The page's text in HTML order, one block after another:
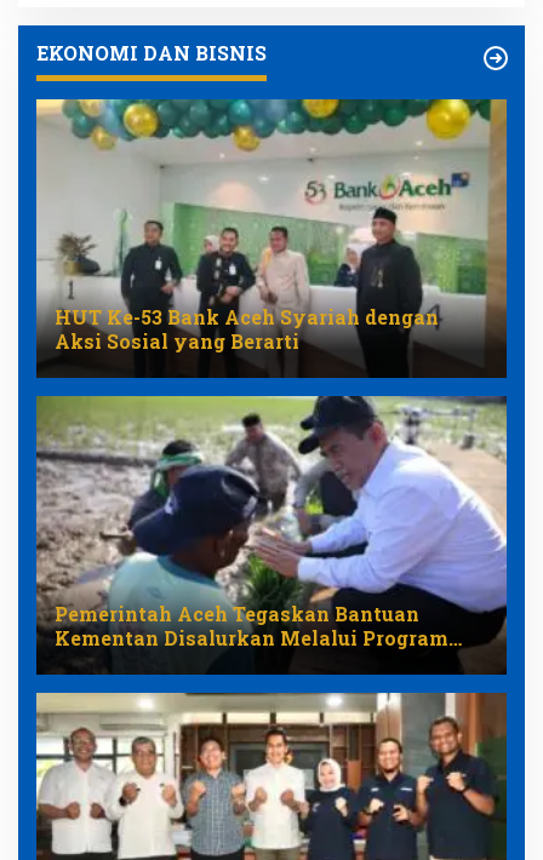
EKONOMI DAN BISNIS
HUT Ke-53 Bank Aceh Syariah dengan
Aksi Sosial yang Berarti
Pemerintah Aceh Tegaskan Bantuan
Kementan Disalurkan Melalui Program
Pemulihan Pertanian